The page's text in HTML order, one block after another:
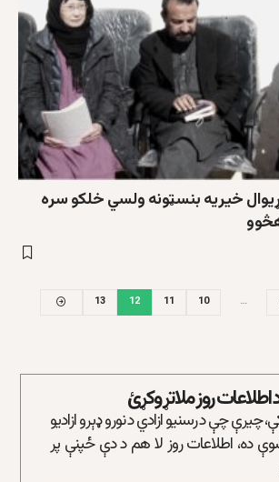
خیریه بنسټونه ولسي خلکو سره
…
10
11
12
13
اطلاعات روز ملاتړ وکړئ
چیرې چې د رسنیو ازادي د نورو ډېرو ازادیو
ده، اطلاعات روز لا هم د دې ځپنې پر